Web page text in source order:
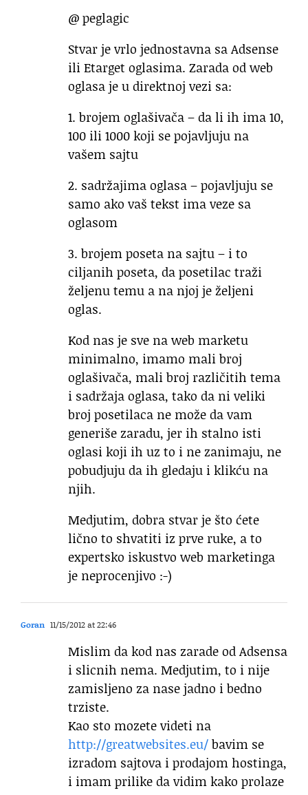
@ peglagic
Stvar je vrlo jednostavna sa Adsense
ili Etarget oglasima. Zarada od web
oglasa je u direktnoj vezi sa:
1. brojem oglašivača – da li ih ima 10,
100 ili 1000 koji se pojavljuju na
vašem sajtu
2. sadržajima oglasa – pojavljuju se
samo ako vaš tekst ima veze sa
oglasom
3. brojem poseta na sajtu – i to
ciljanih poseta, da posetilac traži
željenu temu a na njoj je željeni
oglas.
Kod nas je sve na web marketu
minimalno, imamo mali broj
oglašivača, mali broj različitih tema
i sadržaja oglasa, tako da ni veliki
broj posetilaca ne može da vam
generiše zaradu, jer ih stalno isti
oglasi koji ih uz to i ne zanimaju, ne
pobudjuju da ih gledaju i klikću na
njih.
Medjutim, dobra stvar je što ćete
lično to shvatiti iz prve ruke, a to
expertsko iskustvo web marketinga
je neprocenjivo :-)
Goran 11/15/2012 at 22:46
Mislim da kod nas zarade od Adsensa
i slicnih nema. Medjutim, to i nije
zamisljeno za nase jadno i bedno
trziste.
Kao sto mozete videti na
http://greatwebsites.eu/bavim se
izradom sajtova i prodajom hostinga,
i imam prilike da vidim kako prolaze